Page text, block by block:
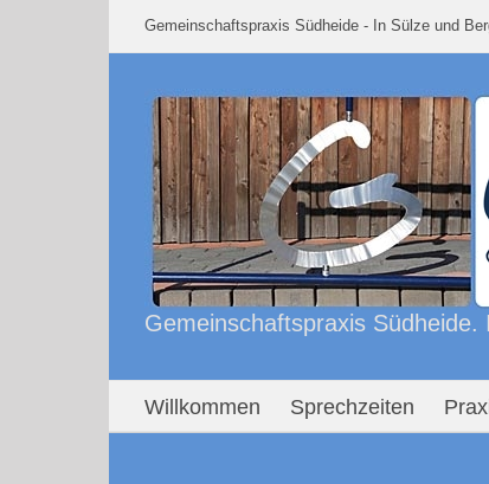
Gemeinschaftspraxis Südheide - In Sülze und
Gemeinschaftspraxis
Willkommen Sprechzeiten